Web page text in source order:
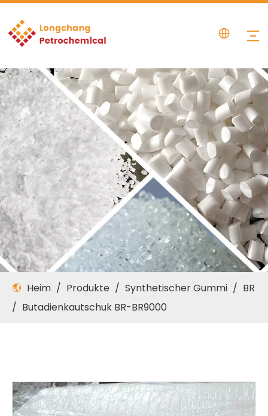
Heim / Produkte / Synthetischer Gummi / BR
/ Butadienkautschuk BR-BR9000